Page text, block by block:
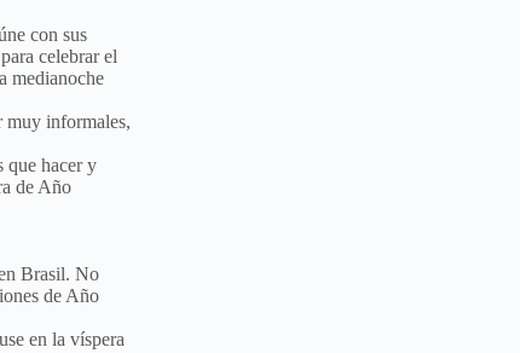
con sus
celebrar el
medianoche
muy informales,
que hacer y
de Año
Brasil. No
de Año
en la víspera